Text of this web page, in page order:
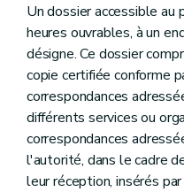
Un dossier accessible
heures ouvrables, à un
désigne. Ce dossier
copie certifiée conforme
correspondances
différents services ou
correspondances
l'autorité, dans le cadre
leur réception, insérés